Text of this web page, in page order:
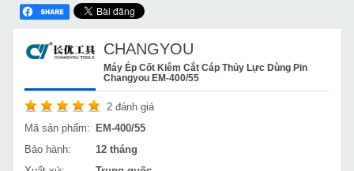
CHANGYOU
Máy Ép Cốt Kiêm Cắt Cáp Thủy Lực Dùng Pin
Changyou EM-400/55
2 đánh giá
Mã sản phẩm:
EM-400/55
Bảo hành:
12 tháng